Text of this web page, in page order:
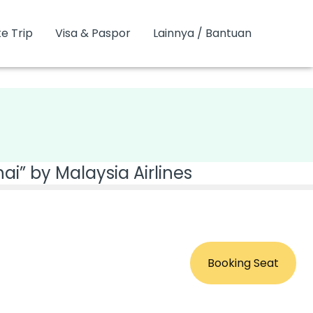
Trip Visa & Paspor Lainnya / Bantuan
by Malaysia Airlines
Booking Seat